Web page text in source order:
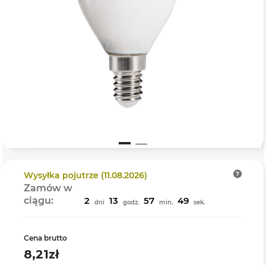
Wysyłka pojutrze (11.08.2026)
Zamów w
ciągu:
2 dni 13 godz. 57 min. 49 sek.
Cena brutto
8,21zł